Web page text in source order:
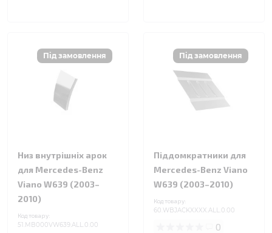
Низ внутрішніх арок
для Mercedes-Benz
Viano W639 (2003–
2010)
Код товару:
51.MB000VW639.ALL.0.00
Піддомкратники для
Mercedes-Benz Viano
W639 (2003–2010)
Код товару:
60.WBJACKXXXX.ALL.0.00
0